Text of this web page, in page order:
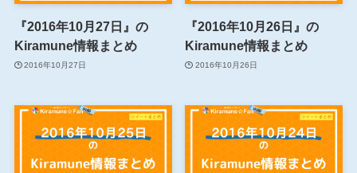
『2016年10月27日』の
Kiramune情報まとめ
2016年10月27日
『2016年10月26日』の
Kiramune情報まとめ
2016年10月26日